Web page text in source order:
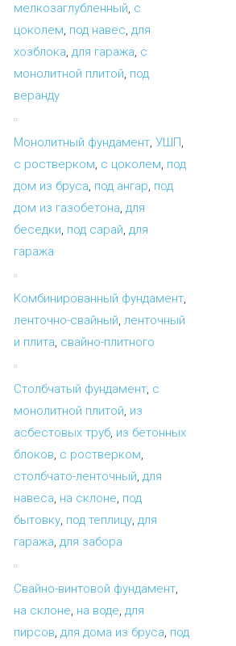
мелкозаглубленный, с
цоколем, под навес, для
хозблока, для гаража, с
монолитной плитой, под
веранду
Монолитный фундамент, УШП,
с ростверком, с цоколем, под
дом из бруса, под ангар, под
дом из газобетона, для
беседки, под сарай, для
гаража
Комбинированный фундамент,
ленточно-свайный, ленточный
и плита, свайно-плитного
Столбчатый фундамент, с
монолитной плитой, из
асбестовых труб, из бетонных
блоков, с ростверком,
столбчато-ленточный, для
навеса, на склоне, под
бытовку, под теплицу, для
гаража, для забора
Свайно-винтовой фундамент,
на склоне, на воде, для
пирсов, для дома из бруса, под